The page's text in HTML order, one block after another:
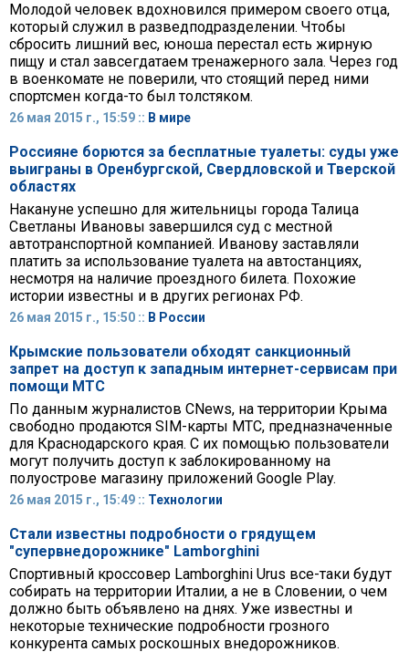
Молодой человек вдохновился примером своего отца,
который служил в разведподразделении. Чтобы
сбросить лишний вес, юноша перестал есть жирную
пищу и стал завсегдатаем тренажерного зала. Через год
в военкомате не поверили, что стоящий перед ними
спортсмен когда-то был толстяком.
26 мая 2015 г., 15:59 :: В мире
Россияне борются за бесплатные туалеты: суды уже
выиграны в Оренбургской, Свердловской и Тверской
областях
Накануне успешно для жительницы города Талица
Светланы Ивановы завершился суд с местной
автотранспортной компанией. Иванову заставляли
платить за использование туалета на автостанциях,
несмотря на наличие проездного билета. Похожие
истории известны и в других регионах РФ.
26 мая 2015 г., 15:50 :: В России
Крымские пользователи обходят санкционный
запрет на доступ к западным интернет-сервисам при
помощи МТС
По данным журналистов CNews, на территории Крыма
свободно продаются SIM-карты МТС, предназначенные
для Краснодарского края. С их помощью пользователи
могут получить доступ к заблокированному на
полуострове магазину приложений Google Play.
26 мая 2015 г., 15:49 :: Технологии
Стали известны подробности о грядущем
"супервнедорожнике" Lamborghini
Спортивный кроссовер Lamborghini Urus все-таки будут
собирать на территории Италии, а не в Словении, о чем
должно быть объявлено на днях. Уже известны и
некоторые технические подробности грозного
конкурента самых роскошных внедорожников.